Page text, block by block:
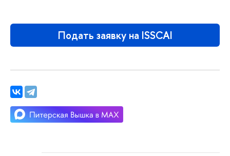
Подать заявку на ISSCAI